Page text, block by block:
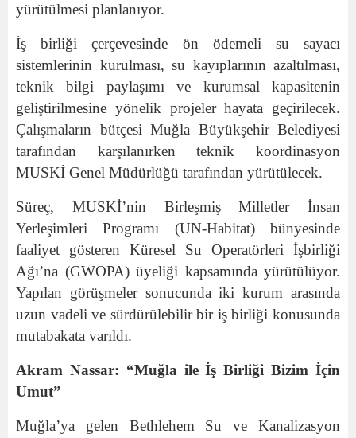
yürütülmesi planlanıyor.
İş birliği çerçevesinde ön ödemeli su sayacı
sistemlerinin kurulması, su kayıplarının azaltılması,
teknik bilgi paylaşımı ve kurumsal kapasitenin
geliştirilmesine yönelik projeler hayata geçirilecek.
Çalışmaların bütçesi Muğla Büyükşehir Belediyesi
tarafından karşılanırken teknik koordinasyon
MUSKİ Genel Müdürlüğü tarafından yürütülecek.
Süreç, MUSKİ’nin Birleşmiş Milletler İnsan
Yerleşimleri Programı (UN-Habitat) bünyesinde
faaliyet gösteren Küresel Su Operatörleri İşbirliği
Ağı’na (GWOPA) üyeliği kapsamında yürütülüyor.
Yapılan görüşmeler sonucunda iki kurum arasında
uzun vadeli ve sürdürülebilir bir iş birliği konusunda
mutabakata varıldı.
Akram Nassar: “Muğla ile İş Birliği Bizim İçin
Umut”
Muğla’ya gelen Bethlehem Su ve Kanalizasyon